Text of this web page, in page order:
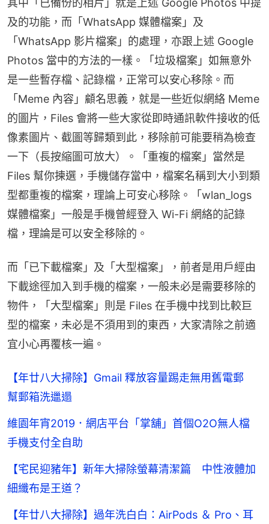
其中「已備份的相片」就是上述 Google Photos 中提
及的功能，而「WhatsApp 媒體檔案」及
「WhatsApp 影片檔案」的處理，亦跟上述 Google
Photos 當中的方法的一樣。「垃圾檔案」如無意外
是一些暫存檔、記錄檔，正常可以安心移除。而
「Meme 內容」顧名思義，就是一些近似網絡 Meme
的圖片，Files 會將一些大家從即時通訊軟件接收的低
像素圖片、截圖等歸類到此，移除前可能要稍為檢查
一下（長按縮圖可放大）。「重複的檔案」當然是
Files 幫你揀選，手機儲存當中，檔案名稱到大小到類
型都重複的檔案，理論上可安心移除。「wlan_logs
媒體檔案」一般是手機曾經登入 Wi-Fi 網絡的記錄
檔，理論是可以安全移除的。
而「已下載檔案」及「大型檔案」，前者是用戶經由
下載途徑加入到手機的檔案，一般未必是需要移除的
物件，「大型檔案」則是 Files 在手機中找到比較巨
型的檔案，未必是不須用到的東西，大家清除之前適
宜小心再覆核一遍。
【年廿八大掃除】Gmail 釋放容量踢走無用舊電郵
幫郵箱洗邋遢
維園年宵2019．網店平台「掌舖」首個O2O無人檔
手機支付全自助
【宅民迎豬年】新年大掃除螢幕清潔篇 中性液體加
細纖布是王道？
【年廿八大掃除】過年洗白白：AirPods ＆ Pro、耳